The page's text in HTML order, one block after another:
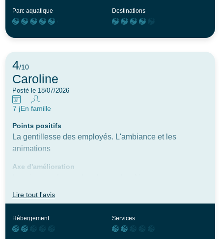
Parc aquatique Destinations
4/10
Caroline
Posté le 18/07/2026
7 jEn famille
Points positifs
La gentillesse des employés. L'ambiance et les
animations
Axe d'amélioration
mobile home aurait été le plus adapté
Lire tout l'avis
Hébergement Services